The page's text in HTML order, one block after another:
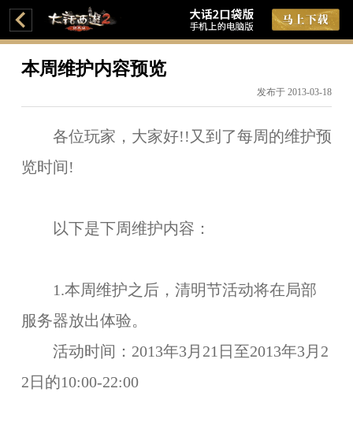
本周维护内容预览
发布于 2013-03-18
各位玩家，大家好!!又到了每周的维护预
览时间!
以下是下周维护内容：
1.本周维护之后， 清明节活动将在局部
服务器放出体验。
活动时间： 2013年3月21日至2013年3月2
2日的10:00-22:00